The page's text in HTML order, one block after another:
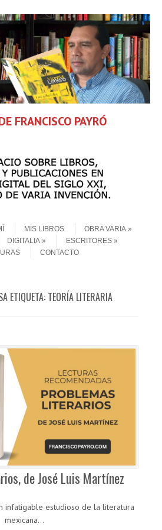
FRANCISCO PAYRÓ
MIS LIBROS
OBRA VARIA
DIGITALIA
ESCRITORES
CONTACTO
ETIQUETA: TEORÍA LITERARIA
de José Luis Martínez
infatigable estudioso de la literatura
mexicana...